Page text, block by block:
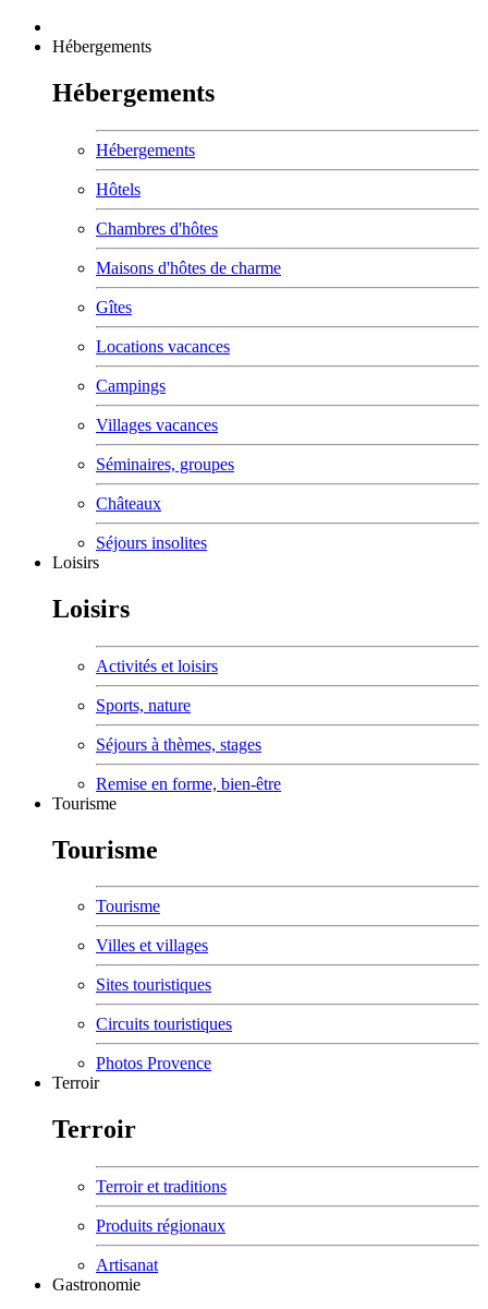
Hébergements
Hébergements
Hébergements
Hôtels
Chambres d'hôtes
Maisons d'hôtes de charme
Gîtes
Locations vacances
Campings
Villages vacances
Séminaires, groupes
Châteaux
Séjours insolites
Loisirs
Loisirs
Activités et loisirs
Sports, nature
Séjours à thèmes, stages
Remise en forme, bien-être
Tourisme
Tourisme
Tourisme
Villes et villages
Sites touristiques
Circuits touristiques
Photos Provence
Terroir
Terroir
Terroir et traditions
Produits régionaux
Artisanat
Gastronomie